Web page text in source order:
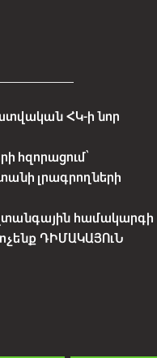
ՀԿ-ի նոր
հզորացում՝
լրագրողների
համակարգի
ԴԻՄԱԿԱՅՈւՆ